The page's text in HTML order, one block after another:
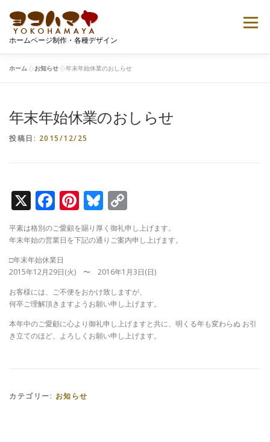
ツ
ホームページ制作・各種デザイン
メニュー
Tシャツデザイン 無料ダウンロード
ホーム »お知らせ »年末年始休業のおしらせ
年末年始休業のおしらせ
投稿日: 2015/12/25
X Facebook
Pinterest
Bluesky
Link
平素は格別のご愛顧を賜り厚く御礼申し上げます。
年末年始の営業日を下記の通りご案内申し上げます。
□年末年始休業日
2015年12月29日(火) 〜 2016年1月3日(日)
お客様には、ご不便をおかけ致しますが、
何卒ご理解頂きますようお願い申し上げます。
本年中のご愛顧に心より御礼申し上げますと共に、明くる年も変わらぬ お引
き立てのほど、よろしくお願い申し上げます。
カテゴリー: お知らせ